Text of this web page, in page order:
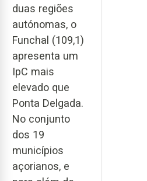
duas regiões
autónomas, o
Funchal (109,1)
apresenta um
IpC mais
elevado que
Ponta Delgada.
No conjunto
dos 19
municípios
açorianos, e